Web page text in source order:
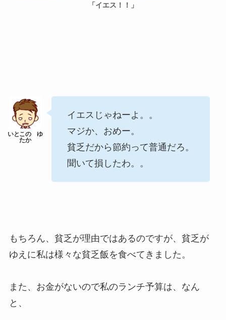
「イエス！！」
イエスじゃねーよ。。
マジか、おめー。
貧乏だから節約って普通だろ。
聞いて損したわ。。
もちろん、貧乏が理由ではあるのですが、貧乏が
ゆえに私は様々な貧乏飯を食べてきました。
また、お金がないので私のランチ予算は、なん
と、